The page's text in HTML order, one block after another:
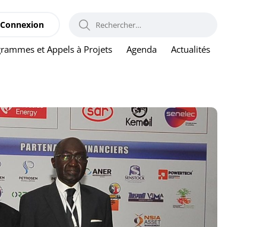
et Appels à Projets Agenda Actualités
Connexion RECHERCHER :